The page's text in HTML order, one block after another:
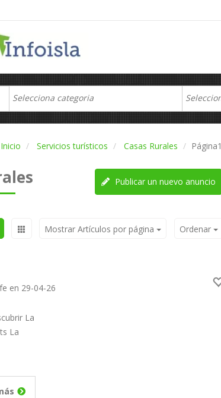
Inicio Servicios turísticos Casas Rurales Página1
Publicar un nuevo anuncio
Ordenar
Mostrar Artículos por página
en 29-04-26
La
La